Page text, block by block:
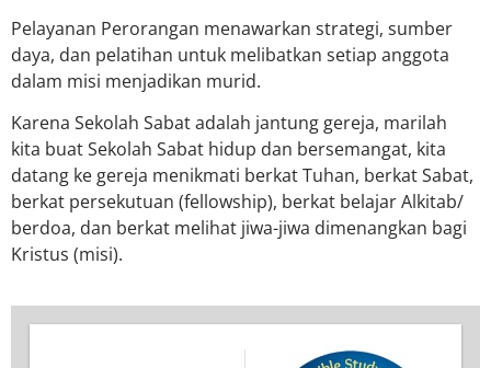
Pelayanan Perorangan menawarkan strategi, sumber
daya, dan pelatihan untuk melibatkan setiap anggota
dalam misi menjadikan murid.
Karena Sekolah Sabat adalah jantung gereja, marilah
kita buat Sekolah Sabat hidup dan bersemangat, kita
datang ke gereja menikmati berkat Tuhan, berkat Sabat,
berkat persekutuan (fellowship), berkat belajar Alkitab/
berdoa, dan berkat melihat jiwa-jiwa dimenangkan bagi
Kristus (misi).